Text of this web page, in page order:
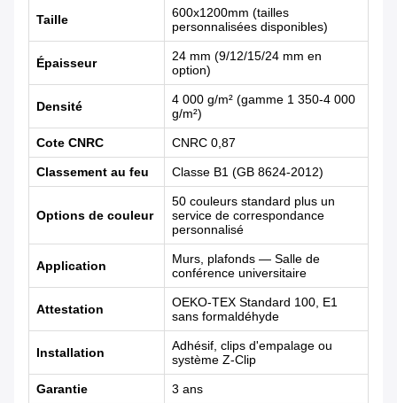
Taille
600x1200mm (tailles
personnalisées disponibles)
Épaisseur
24 mm (9/12/15/24 mm en
option)
Densité
4 000 g/m² (gamme 1 350-4 000
g/m²)
Cote CNRC CNRC 0,87
Classement au feu Classe B1 (GB 8624-2012)
Options de couleur
50 couleurs standard plus un
service de correspondance
personnalisé
Application
Murs, plafonds — Salle de
conférence universitaire
Attestation
OEKO-TEX Standard 100, E1
sans formaldéhyde
Installation
Adhésif, clips d'empalage ou
système Z-Clip
Garantie
3 ans